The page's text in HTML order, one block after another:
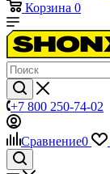
Корзина 0
+7 800 250-74-02
Сравнение0